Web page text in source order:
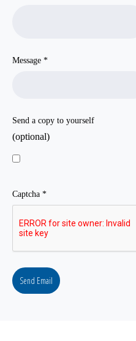
Message *
Send a copy to yourself
(optional)
Captcha *
Send Email